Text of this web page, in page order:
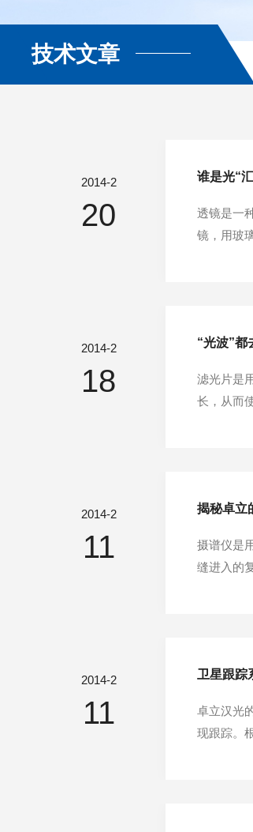
技术文章
2014-2
20
谁是光“
透镜是一
镜，用玻
2014-2
18
“光波”都
滤光片是
长，从而
2014-2
11
揭秘卓立
摄谱仪是
缝进入的
2014-2
11
卫星跟踪
卓立汉光
现跟踪。